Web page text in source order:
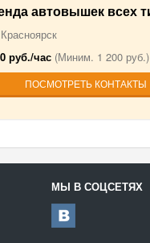
автовышек всех
руб./час (Миним. 1 200 руб.)
ПОСМОТРЕТЬ КОНТАКТЫ
МЫ В СОЦСЕТЯХ